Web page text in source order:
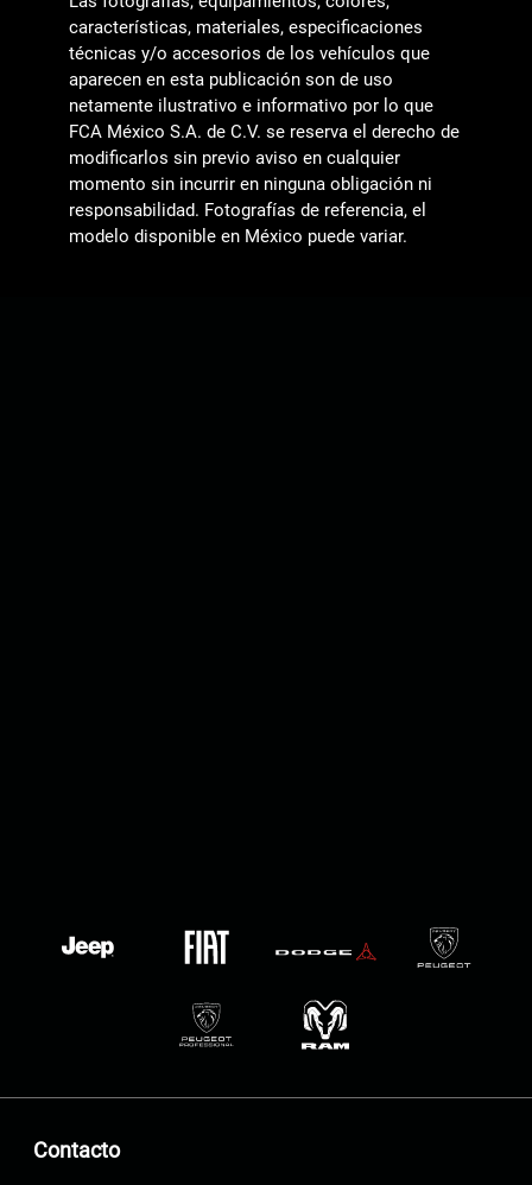
características, materiales, especificaciones
técnicas y/o accesorios de los vehículos que
aparecen en esta publicación son de uso
netamente ilustrativo e informativo por lo que
FCA México S.A. de C.V. se reserva el derecho de
modificarlos sin previo aviso en cualquier
momento sin incurrir en ninguna obligación ni
responsabilidad. Fotografías de referencia, el
modelo disponible en México puede variar.
Contacto